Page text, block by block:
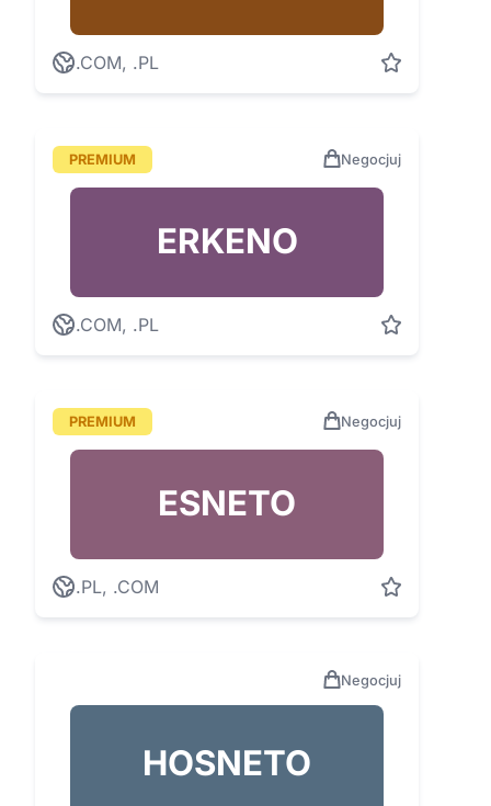
.COM, .PL
PREMIUM Negocjuj
ERKENO
.COM, .PL
PREMIUM Negocjuj
ESNETO
.PL, .COM
Negocjuj
HOSNETO